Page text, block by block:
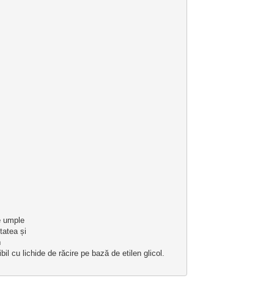
umple
și
cu lichide de răcire pe bază de etilen glicol.